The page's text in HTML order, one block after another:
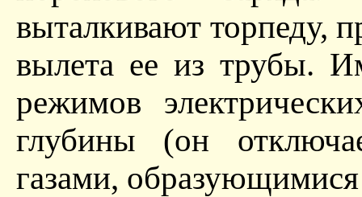
выталкивают торпеду,
вылета ее из трубы.
режимов
глубины (он
газами,